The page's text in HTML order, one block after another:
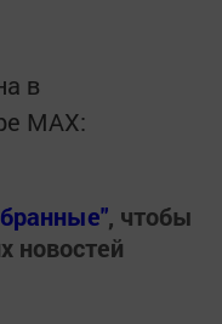
в
MАХ:
, чтобы
новостей